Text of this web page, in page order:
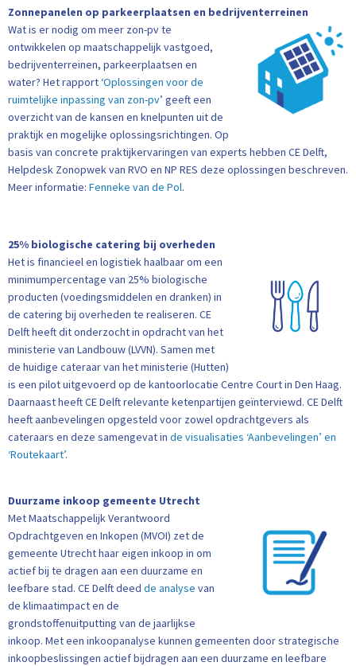
Zonnepanelen op parkeerplaatsen en bedrijventerreinen
Wat is er nodig om meer zon-pv te
ontwikkelen op maatschappelijk vastgoed,
bedrijventerreinen, parkeerplaatsen en
water? Het rapport ‘Oplossingen voor de
ruimtelijke inpassing van zon-pv’ geeft een
overzicht van de kansen en knelpunten uit de
praktijk en mogelijke oplossingsrichtingen. Op
basis van concrete praktijkervaringen van experts hebben CE Delft,
Helpdesk Zonopwek van RVO en NP RES deze oplossingen beschreven.
Meer informatie: Fenneke van de Pol.
25% biologische catering bij overheden
Het is financieel en logistiek haalbaar om een
minimumpercentage van 25% biologische
producten (voedingsmiddelen en dranken) in
de catering bij overheden te realiseren. CE
Delft heeft dit onderzocht in opdracht van het
ministerie van Landbouw (LVVN). Samen met
de huidige cateraar van het ministerie (Hutten)
is een pilot uitgevoerd op de kantoorlocatie Centre Court in Den Haag.
Daarnaast heeft CE Delft relevante ketenpartijen geïnterviewd. CE Delft
heeft aanbevelingen opgesteld voor zowel opdrachtgevers als
cateraars en deze samengevat in de visualisaties ‘Aanbevelingen’ en
‘Routekaart’.
Duurzame inkoop gemeente Utrecht
Met Maatschappelijk Verantwoord
Opdrachtgeven en Inkopen (MVOI) zet de
gemeente Utrecht haar eigen inkoop in om
actief bij te dragen aan een duurzame en
leefbare stad. CE Delft deed de analyse van
de klimaatimpact en de
grondstoffenuitputting van de jaarlijkse
inkoop. Met een inkoopanalyse kunnen gemeenten door strategische
inkoopbeslissingen actief bijdragen aan een duurzame en leefbare